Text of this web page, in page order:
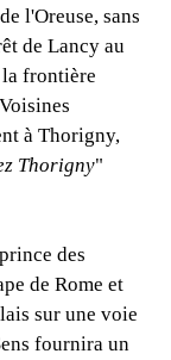
l'Oreuse, sans
de Lancy au
frontière
à Thorigny,
Thorigny"
des
de Rome et
sur une voie
fournira un